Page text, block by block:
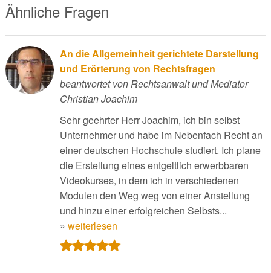
Ähnliche Fragen
An die Allgemeinheit gerichtete Darstellung
und Erörterung von Rechtsfragen
beantwortet von Rechtsanwalt und Mediator
Christian Joachim
Sehr geehrter Herr Joachim, ich bin selbst
Unternehmer und habe im Nebenfach Recht an
einer deutschen Hochschule studiert. Ich plane
die Erstellung eines entgeltlich erwerbbaren
Videokurses, in dem ich in verschiedenen
Modulen den Weg weg von einer Anstellung
und hinzu einer erfolgreichen Selbsts...
» weiterlesen